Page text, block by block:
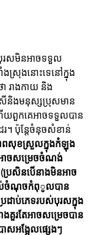
រសមិនអាច​ទទួល
ស្រុងនោះទេនៅក្នុង
រាងកាយ និង
និងមនុស្សប្រុសមាន
យពួកគេអាចទទួលបាន
។ ប៉ុន្តែចំនុចសំខាន់
ពសុខស្រួលក្នុងកំឡុង
ាចសម្រេចចំណង់
រសិនបើនាងមិនអាច
ល់ចំណុចកំពុូលបាន
ដាប់ភេទរបស់បុរសក្នុង
គួរតែអាចសម្រេចបាន
សអង្អែលផ្សេងៗ